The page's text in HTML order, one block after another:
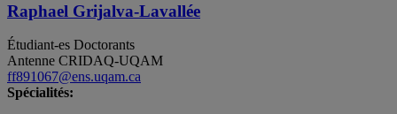
Raphael Grijalva-Lavallée
Étudiant-es Doctorants
Antenne CRIDAQ-UQAM
ff891067@ens.uqam.ca
Spécialités: